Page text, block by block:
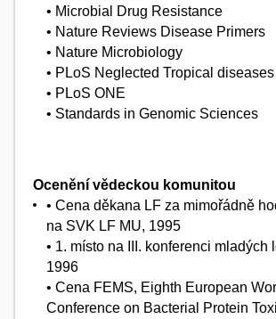
• Microbial Drug Resistance
• Nature Reviews Disease Primers
• Nature Microbiology
• PLoS Neglected Tropical diseases
• PLoS ONE
• Standards in Genomic Sciences
Ocenění vědeckou komunitou
• Cena děkana LF za mimořádně
na SVK LF MU, 1995
• 1. místo na III. konferenci mladých
1996
• Cena FEMS, Eighth European
Conference on Bacterial Protein